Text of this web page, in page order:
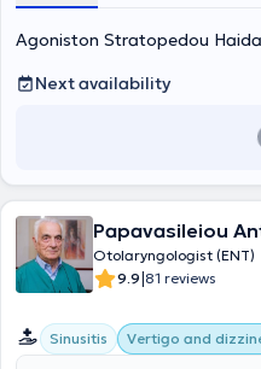
a wide range of essential
endoscopic examination,
comprehensive audiological
high-level services due to his
specialization, managing
conditions that affect a large
Agoniston Stratopedou
Next availability
Papavasileiou
Otolaryngologist (ENT)
9.9|81 reviews
Sinusitis Vertigo and